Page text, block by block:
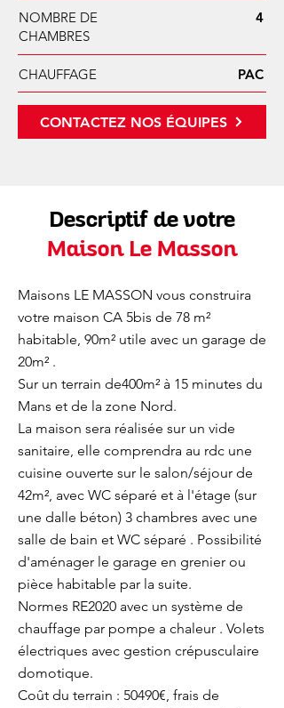
NOMBRE DE
CHAMBRES
4
CHAUFFAGE PAC
CONTACTEZ NOS ÉQUIPES
Descriptif de votre
Maison Le Masson
Maisons LE MASSON vous construira
votre maison CA 5bis de 78 m²
habitable, 90m² utile avec un garage de
20m² .
Sur un terrain de400m² à 15 minutes du
Mans et de la zone Nord.
La maison sera réalisée sur un vide
sanitaire, elle comprendra au rdc une
cuisine ouverte sur le salon/séjour de
42m², avec WC séparé et à l'étage (sur
une dalle béton) 3 chambres avec une
salle de bain et WC séparé . Possibilité
d'aménager le garage en grenier ou
pièce habitable par la suite.
Normes RE2020 avec un système de
chauffage par pompe a chaleur . Volets
électriques avec gestion crépusculaire
domotique.
Coût du terrain : 50490€, frais de